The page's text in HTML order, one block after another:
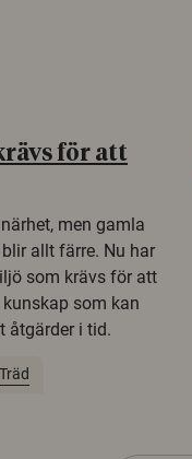
för att
men gamla
allt färre. Nu har
som krävs för att
som kan
åtgärder i tid.
Träd